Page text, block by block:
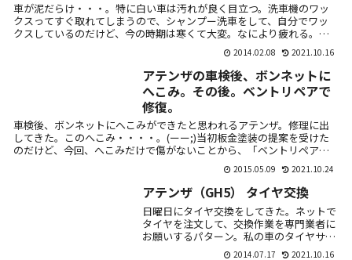
車が泥だらけ・・・。特に白い車は汚れが良く目立つ。洗車機のワッ
クスってすぐ取れてしまうので、シャンプー洗車をして、自分でワッ
クスしているのだけど、今の時期は寒くて大変。なにより疲れる。
2014.02.08 2021.10.16
アテンザの車検後、ボンネットに
へこみ。その後。ベントリペアで
修復。
車検後、ボンネットにへこみができたと思われるアテンザ。修理に出
してきた。このへこみ・・・・。(ーー;)当初板金塗装の提案を受けた
のだけど、今回、へこみだけで傷がないことから、「ベントリペア」
2015.05.09 2021.10.24
アテンザ（GH5） タイヤ交換
日曜日にタイヤ交換をしてきた。ネットで
タイヤを注文して、交換作業を専門業者に
お願いするパターン。私の車のタイヤサイ
ズは215/50-17インチ。楽天のなかで、国
2014.07.17 2021.10.16